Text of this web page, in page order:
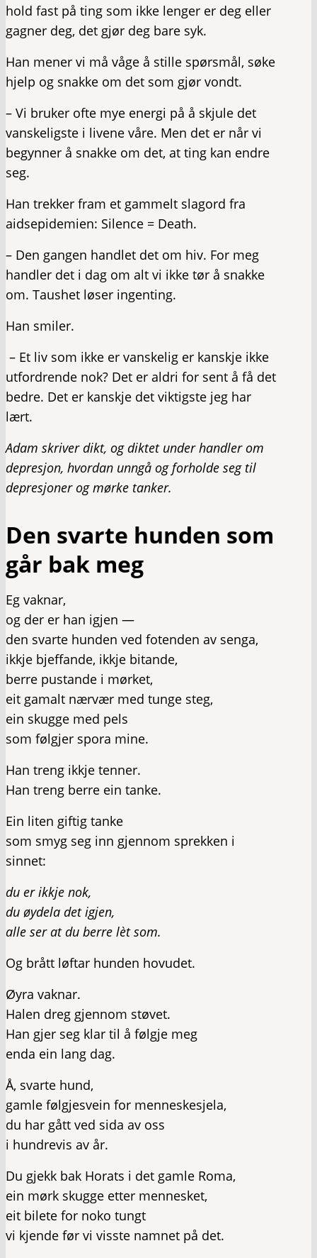
hold fast på ting som ikke lenger er deg eller
gagner deg, det gjør deg bare syk.
Han mener vi må våge å stille spørsmål, søke
hjelp og snakke om det som gjør vondt.
– Vi bruker ofte mye energi på å skjule det
vanskeligste i livene våre. Men det er når vi
begynner å snakke om det, at ting kan endre
seg.
Han trekker fram et gammelt slagord fra
aidsepidemien: Silence = Death.
– Den gangen handlet det om hiv. For meg
handler det i dag om alt vi ikke tør å snakke
om. Taushet løser ingenting.
Han smiler.
– Et liv som ikke er vanskelig er kanskje ikke
utfordrende nok? Det er aldri for sent å få det
bedre. Det er kanskje det viktigste jeg har
lært.
Adam skriver dikt, og diktet under handler om
depresjon, hvordan unngå og forholde seg til
depresjoner og mørke tanker.
Den svarte hunden som
går bak meg
Eg vaknar,
og der er han igjen —
den svarte hunden ved fotenden av senga,
ikkje bjeffande, ikkje bitande,
berre pustande i mørket,
eit gamalt nærvær med tunge steg,
ein skugge med pels
som følgjer spora mine.
Han treng ikkje tenner.
Han treng berre ein tanke.
Ein liten giftig tanke
som smyg seg inn gjennom sprekken i
sinnet:
du er ikkje nok,
du øydela det igjen,
alle ser at du berre lèt som.
Og brått løftar hunden hovudet.
Øyra vaknar.
Halen dreg gjennom støvet.
Han gjer seg klar til å følgje meg
enda ein lang dag.
Å, svarte hund,
gamle følgjesvein for menneskesjela,
du har gått ved sida av oss
i hundrevis av år.
Du gjekk bak Horats i det gamle Roma,
ein mørk skugge etter mennesket,
eit bilete for noko tungt
vi kjende før vi visste namnet på det.